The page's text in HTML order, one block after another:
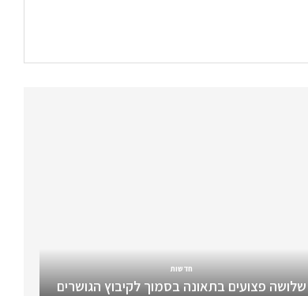
חדשות
שלושה פצועים בתאונה בסמוך לקיבוץ הגושרים